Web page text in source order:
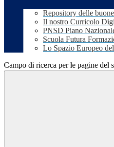
Repository delle
Il nostro Curricolo
PNSD Piano
Scuola Futura
Lo Spazio Europeo
Campo di ricerca per le pagine del